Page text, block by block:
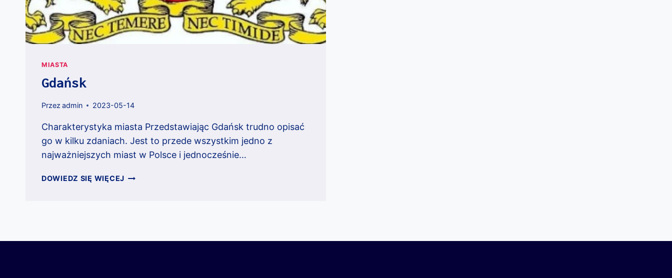
MIASTA
Gdańsk
Przez admin 2023-05-14
Charakterystyka miasta Przedstawiając Gdańsk trudno opisać
go w kilku zdaniach. Jest to przede wszystkim jedno z
najważniejszych miast w Polsce i jednocześnie…
DOWIEDZ SIĘ WIĘCEJ GDAŃSK